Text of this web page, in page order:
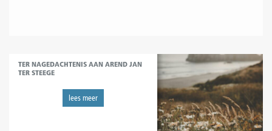
TER NAGEDACHTENIS AAN AREND JAN
TER STEEGE
lees meer